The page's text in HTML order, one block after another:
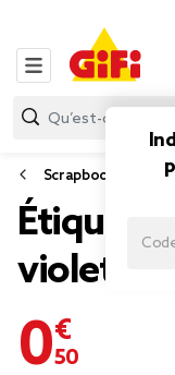
Scrapbooking
violet x6
0,50 €